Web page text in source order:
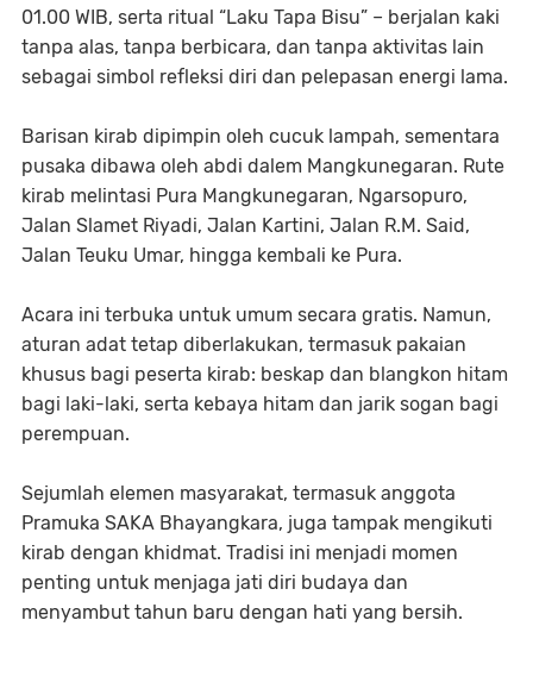
01.00 WIB, serta ritual “Laku Tapa Bisu” – berjalan kaki
tanpa alas, tanpa berbicara, dan tanpa aktivitas lain
sebagai simbol refleksi diri dan pelepasan energi lama.
Barisan kirab dipimpin oleh cucuk lampah, sementara
pusaka dibawa oleh abdi dalem Mangkunegaran. Rute
kirab melintasi Pura Mangkunegaran, Ngarsopuro,
Jalan Slamet Riyadi, Jalan Kartini, Jalan R.M. Said,
Jalan Teuku Umar, hingga kembali ke Pura.
Acara ini terbuka untuk umum secara gratis. Namun,
aturan adat tetap diberlakukan, termasuk pakaian
khusus bagi peserta kirab: beskap dan blangkon hitam
bagi laki-laki, serta kebaya hitam dan jarik sogan bagi
perempuan.
Sejumlah elemen masyarakat, termasuk anggota
Pramuka SAKA Bhayangkara, juga tampak mengikuti
kirab dengan khidmat. Tradisi ini menjadi momen
penting untuk menjaga jati diri budaya dan
menyambut tahun baru dengan hati yang bersih.